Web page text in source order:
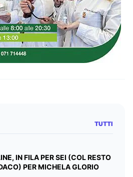
TUTTI
IN FILA PER SEI (COL RESTO
PER MICHELA GLORIO